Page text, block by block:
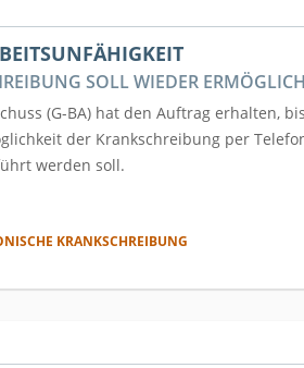
SOLL WIEDER
(G-BA) hat den Auftrag erhalten,
der Krankschreibung per
werden soll.
KRANKSCHREIBUNG